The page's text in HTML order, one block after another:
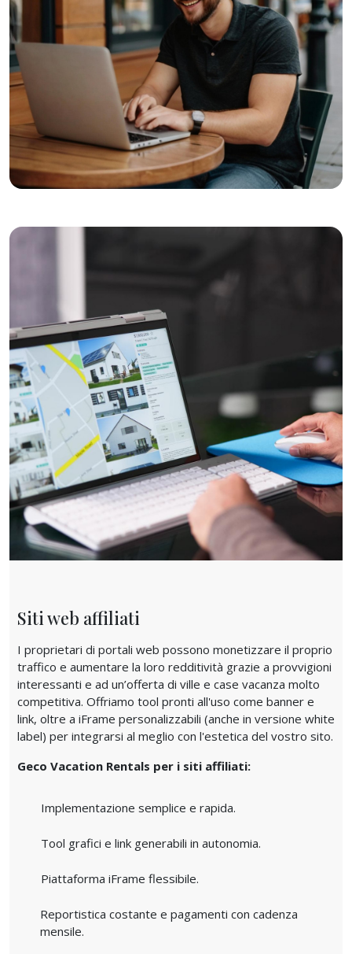
Siti web affiliati
I proprietari di portali web possono monetizzare il proprio
traffico e aumentare la loro redditività grazie a provvigioni
interessanti e ad un’offerta di ville e case vacanza molto
competitiva. Offriamo tool pronti all'uso come banner e
link, oltre a iFrame personalizzabili (anche in versione white
label) per integrarsi al meglio con l'estetica del vostro sito.
Geco Vacation Rentals per i siti affiliati:
Implementazione semplice e rapida.
Tool grafici e link generabili in autonomia.
Piattaforma iFrame flessibile.
Reportistica costante e pagamenti con cadenza
mensile.